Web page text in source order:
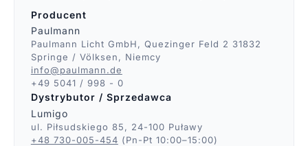
Producent
Paulmann
Paulmann Licht GmbH, Quezinger Feld 2 31832
Springe / Völksen, Niemcy
info@paulmann.de
+49 5041 / 998 - 0
Dystrybutor / Sprzedawca
Lumigo
ul. Piłsudskiego 85, 24-100 Puławy
+48 730-005-454 (Pn-Pt 10:00–15:00)